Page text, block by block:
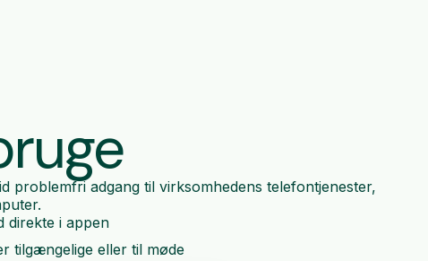
problemfri adgang til virksomhedens telefontjenester,
direkte i appen
tilgængelige eller til møde